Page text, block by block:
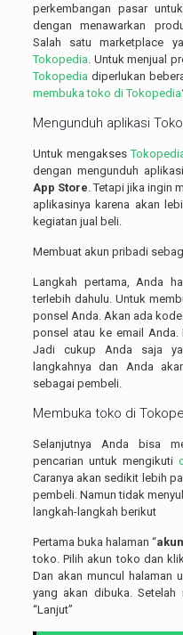
perkembangan pasar
dengan menawarkan
Salah satu marketplace
Tokopedia . Untuk menjual
Tokopedia diperlukan
membuka toko di Tokopedia
Mengunduh aplikasi
Untuk mengakses
dengan mengunduh
App Store . Tetapi jika ingin
aplikasinya karena akan
kegiatan jual beli.
Membuat akun pribadi
Langkah pertama, Anda
terlebih dahulu. Untuk
ponsel Anda. Akan ada
ponsel atau ke email Anda.
Jadi cukup Anda saja
langkahnya dan Anda
sebagai pembeli.
Membuka toko di
Selanjutnya Anda bisa
pencarian untuk mengikuti
Caranya akan sedikit lebih
pembeli. Namun tidak
langkah-langkah berikut
Pertama buka halaman “
toko. Pilih akun toko dan
Dan akan muncul halaman
yang akan dibuka.
“Lanjut”